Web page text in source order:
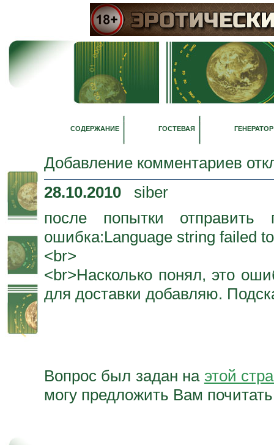
СОДЕРЖАНИЕ ГОСТЕВАЯ ГЕНЕРАТОР
Добавление комментариев
28.10.2010 siber
после попытки отправить
ошибка:Language string failed
<br>
<br>Насколько понял, это
для доставки добавляю.
Вопрос был задан на этой
могу предложить Вам